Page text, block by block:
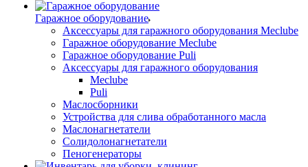
Гаражное оборудование
Аксессуары для гаражного оборудования Meclube
Гаражное оборудование Meclube
Гаражное оборудование Puli
Аксессуары для гаражного оборудования
Meclube
Puli
Маслосборники
Устройства для слива обработанного масла
Маслонагнетатели
Солидолонагнетатели
Пеногенераторы